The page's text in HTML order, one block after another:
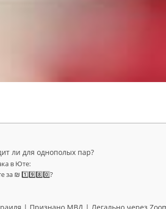
ли для однополых пар?
в Юте:
₪ 1️⃣9️⃣8️⃣0️⃣?